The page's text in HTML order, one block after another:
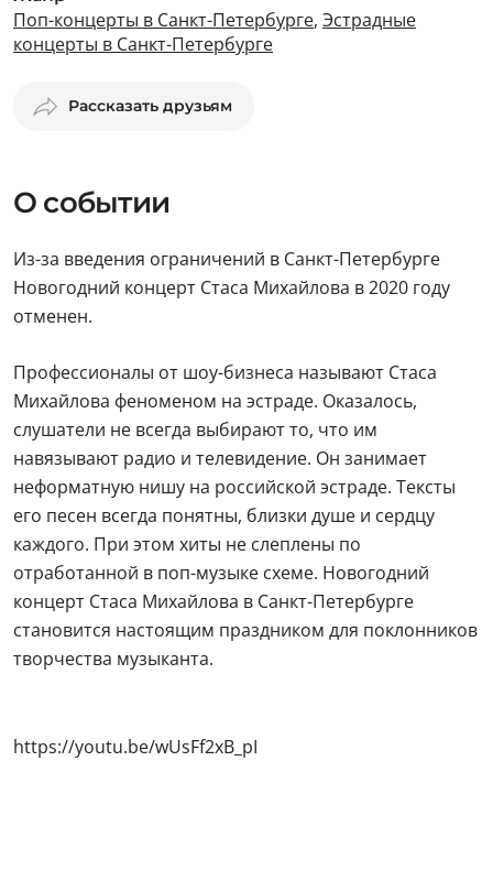
Поп-концерты в Санкт-Петербурге, Эстрадные
концерты в Санкт-Петербурге
Рассказать друзьям
О событии
Из-за введения ограничений в Санкт-Петербурге
Новогодний концерт Стаса Михайлова в 2020 году
отменен.
Профессионалы от шоу-бизнеса называют Стаса
Михайлова феноменом на эстраде. Оказалось,
слушатели не всегда выбирают то, что им
навязывают радио и телевидение. Он занимает
неформатную нишу на российской эстраде. Тексты
его песен всегда понятны, близки душе и сердцу
каждого. При этом хиты не слеплены по
отработанной в поп-музыке схеме. Новогодний
концерт Стаса Михайлова в Санкт-Петербурге
становится настоящим праздником для поклонников
творчества музыканта.
https://youtu.be/wUsFf2xB_pI